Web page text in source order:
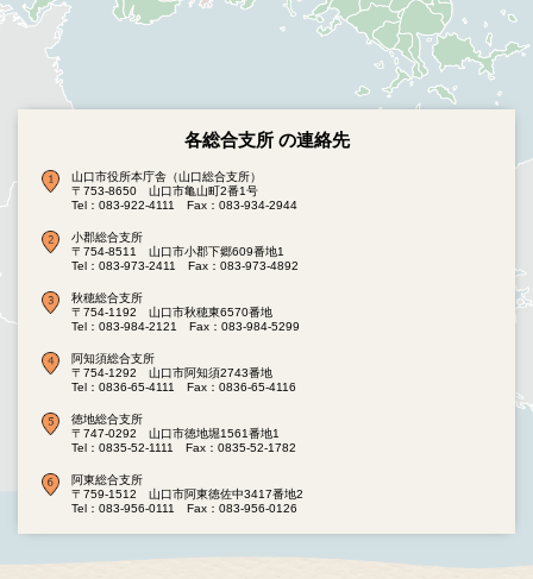
各総合支所 の連絡先
山口市役所本庁舎（山口総合支所）
〒753-8650 山口市亀山町2番1号
Tel：083-922-4111
Fax：083-934-2944
小郡総合支所
〒754-8511 山口市小郡下郷609番地1
Tel：083-973-2411
Fax：083-973-4892
秋穂総合支所
〒754-1192 山口市秋穂東6570番地
Tel：083-984-2121
Fax：083-984-5299
阿知須総合支所
〒754-1292 山口市阿知須2743番地
Tel：0836-65-4111
Fax：0836-65-4116
徳地総合支所
〒747-0292 山口市徳地堀1561番地1
Tel：0835-52-1111
Fax：0835-52-1782
阿東総合支所
〒759-1512 山口市阿東徳佐中3417番地2
Tel：083-956-0111
Fax：083-956-0126